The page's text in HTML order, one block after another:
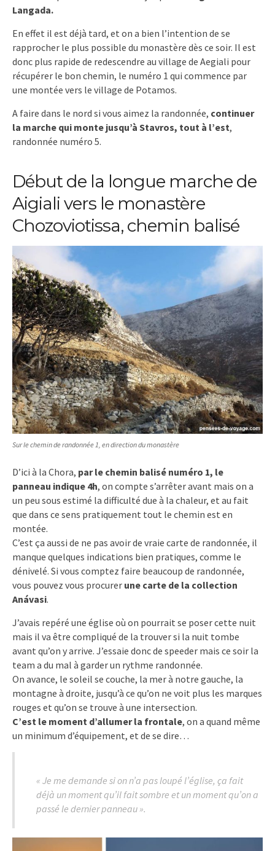
Langada.
En effet il est déjà tard, et on a bien l’intention de se
rapprocher le plus possible du monastère dès ce soir. Il est
donc plus rapide de redescendre au village de Aegiali pour
récupérer le bon chemin, le numéro 1 qui commence par
une montée vers le village de Potamos.
A faire dans le nord si vous aimez la randonnée, continuer
la marche qui monte jusqu’à Stavros, tout à l’est,
randonnée numéro 5.
Début de la longue marche de
Aigiali vers le monastère
Chozoviotissa, chemin balisé
Sur le chemin de randonnée 1, en direction du monastère
D’ici à la Chora, par le chemin balisé numéro 1, le
panneau indique 4h, on compte s’arrêter avant mais on a
un peu sous estimé la difficulté due à la chaleur, et au fait
que dans ce sens pratiquement tout le chemin est en
montée.
C’est ça aussi de ne pas avoir de vraie carte de randonnée, il
manque quelques indications bien pratiques, comme le
dénivelé. Si vous comptez faire beaucoup de randonnée,
vous pouvez vous procurer une carte de la collection
Anávasi.
J’avais repéré une église où on pourrait se poser cette nuit
mais il va être compliqué de la trouver si la nuit tombe
avant qu’on y arrive. J’essaie donc de speeder mais ce soir la
team a du mal à garder un rythme randonnée.
On avance, le soleil se couche, la mer à notre gauche, la
montagne à droite, jusqu’à ce qu’on ne voit plus les marques
rouges et qu’on se trouve à une intersection.
C’est le moment d’allumer la frontale, on a quand même
un minimum d’équipement, et de se dire…
« Je me demande si on n’a pas loupé l’église, ça fait
déjà un moment qu’il fait sombre et un moment qu’on a
passé le dernier panneau ».